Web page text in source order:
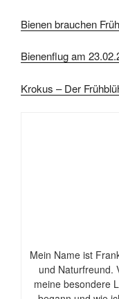
Bienen brauchen
Bienenflug am
Krokus – Der
Mein Name ist
und Naturfreund.
meine besondere